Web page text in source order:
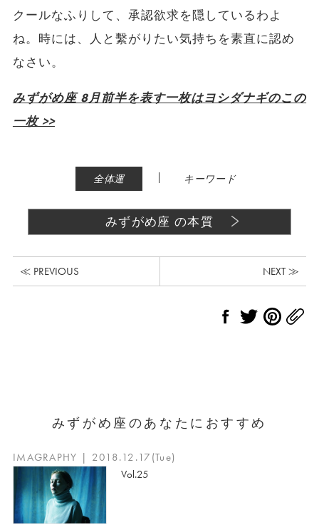
クールなふりして、承認欲求を隠しているわよ
ね。時には、人と繫がりたい気持ちを素直に認め
なさい。
みずがめ座 8月前半を表す一枚はヨシダナギのこの
一枚 >>
全体運 | キーワード
みずがめ座 の本質
≪ PREVIOUS NEXT ≫
みずがめ座のあなたにおすすめ
IMAGRAPHY | 2018.12.17(Tue)
Vol.25